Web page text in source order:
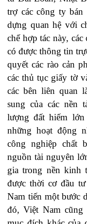
trợ các công ty
dựng quan hệ với
chế hợp tác này,
có được thông tin
quyết các rào cản
các thủ tục giấy tờ
các bên liên quan
sung của các nền
lượng đất hiếm
những hoạt động
công nghiệp chất
nguồn tài nguyên
gia trong nền kinh
được thời cơ đầu
Nam tiến một bước
đó, Việt Nam